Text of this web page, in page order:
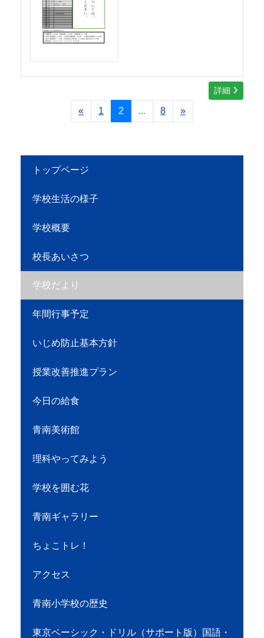
トップページ
学校生活の様子
学校概要
校長あいさつ
学校だより
年間行事予定
いじめ防止基本方針
授業改善推進プラン
今日の給食
青南美術館
理科やってみよう
学校を囲む花
青南ギャラリー
ちょこトレ！
アクセス
青南小学校の歴史
東京ベーシック・ドリル（サポート版）国語・
詳細
« 1 2 ... 8 »